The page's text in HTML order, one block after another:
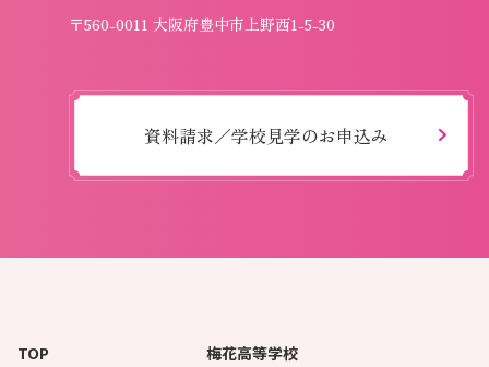
〒560-0011 大阪府豊中市上野西1-5-30
資料請求／学校見学のお申込み
TOP
梅花高等学校